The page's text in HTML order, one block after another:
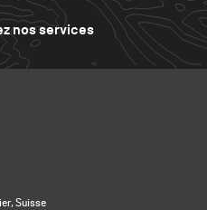
nos services
Suisse